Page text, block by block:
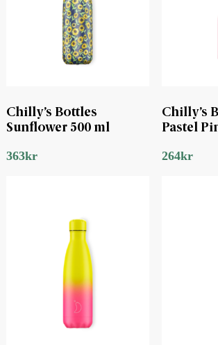
Chilly’s Bottles
Sunflower 500 ml
363kr
Chilly’s
Pastel
264kr